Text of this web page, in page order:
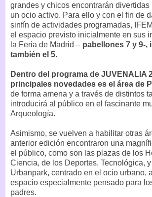
grandes y chicos encontrarán divertidas
un ocio activo. Para ello y con el fin de
sinfín de actividades programadas,
el espacio previsto inicialmente en sus
la Feria de Madrid – pabellones 7 y 9-,
también el 5.
Dentro del programa de JUVENALIA
principales novedades es el área de
de forma amena y a través de distintos
introducirá al público en el fascinante
Arqueología.
Asimismo, se vuelven a habilitar otras
anterior edición encontraron una
el público, como son las plazas de los
Ciencia, de los Deportes, Tecnológica,
Urbanpark, centrado en el ocio urbano,
espacio especialmente pensado para
padres.